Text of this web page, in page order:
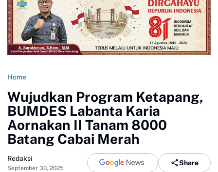
Home
Wujudkan Program Ketapang,
BUMDES Labanta Karia
Aornakan II Tanam 8000
Batang Cabai Merah
Redaksi
September 30, 2025
Share